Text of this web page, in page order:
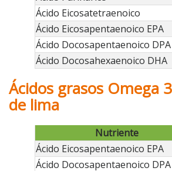
Ácido Eicosatetraenoico
Ácido Eicosapentaenoico EPA
Ácido Docosapentaenoico DPA
Ácido Docosahexaenoico DHA
Ácidos grasos Omega
de lima
Nutriente
Ácido Eicosapentaenoico EPA
Ácido Docosapentaenoico DPA